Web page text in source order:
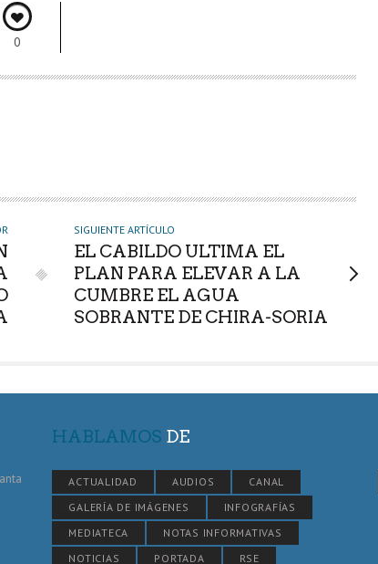
0
SIGUIENTE ARTÍCULO
EL CABILDO ULTIMA EL
PLAN PARA ELEVAR A LA
CUMBRE EL AGUA
SOBRANTE DE CHIRA-SORIA
HABLAMOS DE
ACTUALIDAD AUDIOS
CANAL
GALERÍA DE IMÁGENES
INFOGRAFÍAS
MEDIATECA
NOTAS INFORMATIVAS
NOTICIAS
PORTADA RSE